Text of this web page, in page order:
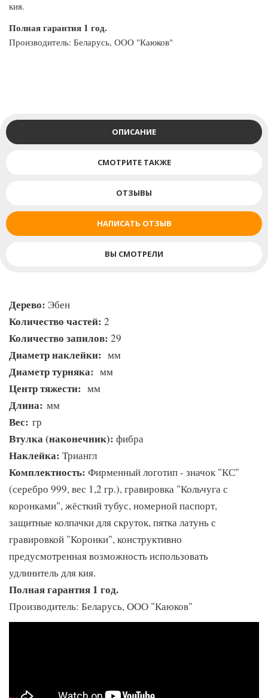
кия.
Полная гарантия 1 год.
Производитель: Беларусь, ООО "Каюков"
ОПИСАНИЕ
СМОТРИТЕ ТАКЖЕ
ОТЗЫВЫ
НАПИСАТЬ ОТЗЫВ
ВЫ СМОТРЕЛИ
Дерево: Эбен
Количество частей: 2
Количество запилов: 29
Диаметр наклейки: мм
Диаметр турняка: мм
Центр тяжести: мм
Длина: мм
Вес: гр
Втулка (наконечник): фибра
Наклейка: Триангл
Комплектность: Фирменный логотип - значок "КС"
(серебро 999, вес 1,2 гр.), гравировка "Кольчуга с
коронками", жёсткий тубус, номерной паспорт,
защитные колпачки для скруток, пятка латунь с
гравировкой "Коронки", конструктивно
предусмотренная возможность использовать
удлинитель для кия.
Полная гарантия 1 год.
Производитель: Беларусь, ООО "Каюков"